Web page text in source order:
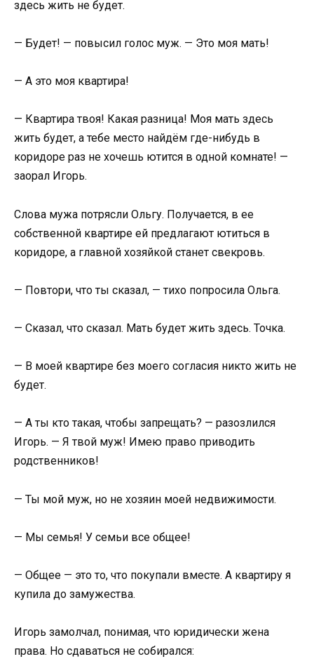
здесь жить не будет.
— Будет! — повысил голос муж. — Это моя мать!
— А это моя квартира!
— Квартира твоя! Какая разница! Моя мать здесь
жить будет, а тебе место найдём где-нибудь в
коридоре раз не хочешь ютится в одной комнате! —
заорал Игорь.
Слова мужа потрясли Ольгу. Получается, в ее
собственной квартире ей предлагают ютиться в
коридоре, а главной хозяйкой станет свекровь.
— Повтори, что ты сказал, — тихо попросила Ольга.
— Сказал, что сказал. Мать будет жить здесь. Точка.
— В моей квартире без моего согласия никто жить не
будет.
— А ты кто такая, чтобы запрещать? — разозлился
Игорь. — Я твой муж! Имею право приводить
родственников!
— Ты мой муж, но не хозяин моей недвижимости.
— Мы семья! У семьи все общее!
— Общее — это то, что покупали вместе. А квартиру я
купила до замужества.
Игорь замолчал, понимая, что юридически жена
права. Но сдаваться не собирался: